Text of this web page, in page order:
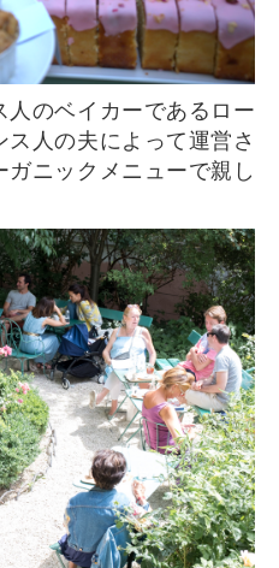
人の夫によって運営さ
ニックメニューで親し